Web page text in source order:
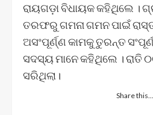
ରାୟଗଡ଼ା ବିଧାୟକ କହିଥିଲେ ।
ତରଫରୁ ଗମନା ଗମନ ପାଇଁ
ଅସଂପୂର୍ଣ୍ଣ କାମକୁ ତୁରନ୍ତ
ସଦସ୍ୟ ମାନେ କହିଥିଲେ । ରାତି
ସରିଥିଲା।
Share this…